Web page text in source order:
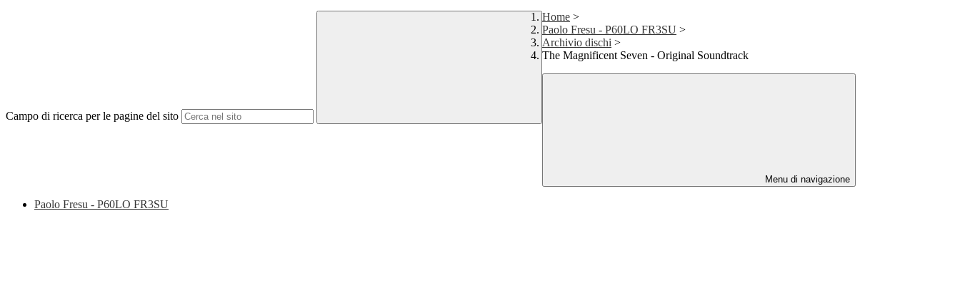
Campo di ricerca per le pagine del sito
Home >
Paolo Fresu - P60LO FR3SU >
Archivio dischi >
The Magnificent Seven - Original Soundtrack
Menu di navigazione
Paolo Fresu - P60LO FR3SU